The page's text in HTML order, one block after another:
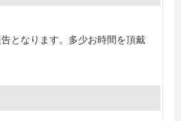
となります。多少お時間を頂戴